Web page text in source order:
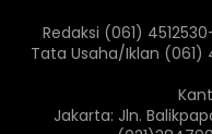
Redaksi (061)
Tata Usaha/Iklan
Jakarta: Jln.